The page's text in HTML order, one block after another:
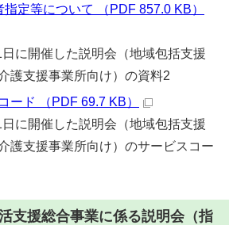
指定等について （PDF 857.0 KB）
に開催した説明会（地域包括支援
護支援事業所向け）の資料2
ード （PDF 69.7 KB）
に開催した説明会（地域包括支援
護支援事業所向け）のサービスコー
支援総合事業に係る説明会（指